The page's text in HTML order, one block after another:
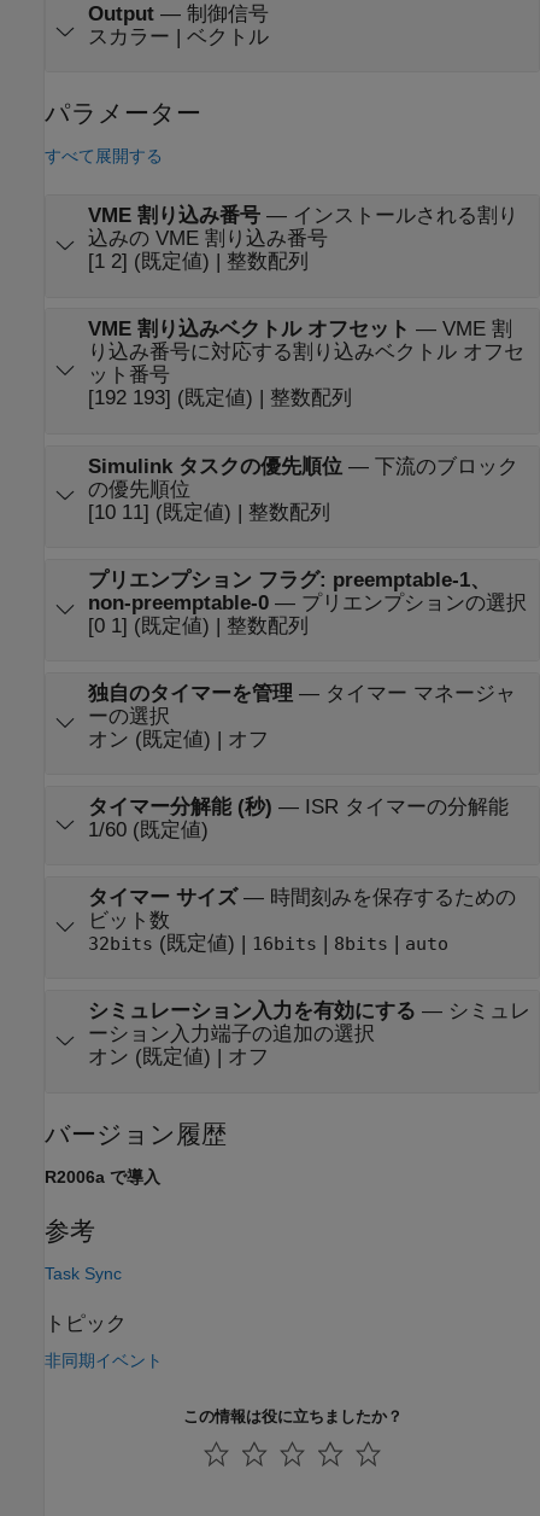
Output— 制御信号
スカラー | ベクトル
パラメーター
すべて展開する
VME 割り込み番号— インストールされる割り
込みの VME 割り込み番号
[1 2] (既定値) | 整数配列
VME 割り込みベクトル オフセット — VME 割
り込み番号に対応する割り込みベクトル オフセ
ット番号
[192 193] (既定値) | 整数配列
Simulink タスクの優先順位 — 下流のブロック
の優先順位
[10 11] (既定値) | 整数配列
プリエンプション フラグ: preemptable-1、
non-preemptable-0— プリエンプションの選択
[0 1] (既定値) | 整数配列
独自のタイマーを管理 — タイマー マネージャ
ーの選択
オン (既定値) | オフ
タイマー分解能 (秒) — ISR タイマーの分解能
1/60 (既定値)
タイマー サイズ— 時間刻みを保存するための
ビット数
32bits (既定値) | 16bits | 8bits | auto
シミュレーション入力を有効にする — シミュレ
ーション入力端子の追加の選択
オン (既定値) | オフ
バージョン履歴
R2006a で導入
参考
Task Sync
トピック
非同期イベント
この情報は役に立ちましたか？